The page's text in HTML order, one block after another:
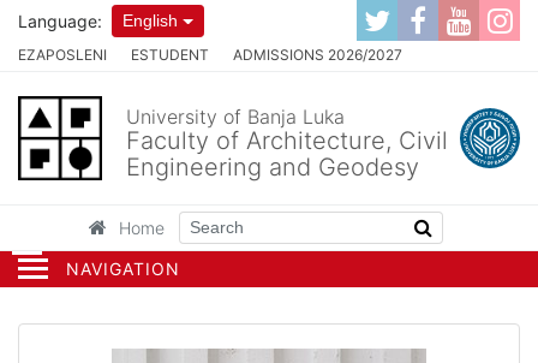
NAVIGATION
EZAPOSLENI ESTUDENT ADMISSIONS 2026/2027
Language: English
University of Banja Luka
Faculty of Architecture, Civil
Engineering and Geodesy
Home